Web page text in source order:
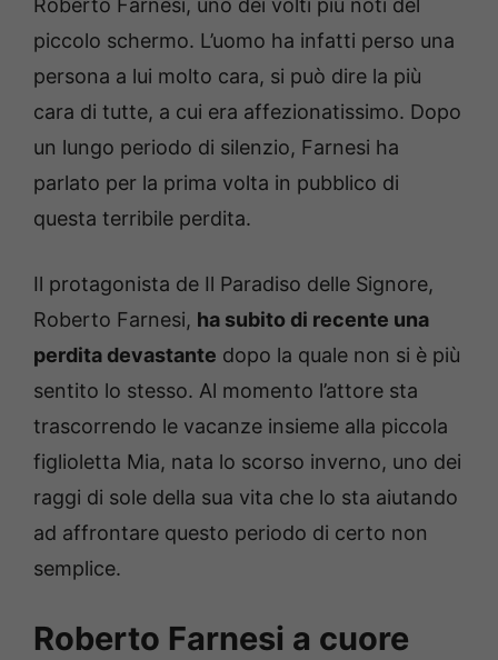
Roberto Farnesi, uno dei volti più noti del
piccolo schermo. L’uomo ha infatti perso una
persona a lui molto cara, si può dire la più
cara di tutte, a cui era affezionatissimo. Dopo
un lungo periodo di silenzio, Farnesi ha
parlato per la prima volta in pubblico di
questa terribile perdita.
Il protagonista de Il Paradiso delle Signore,
Roberto Farnesi, ha subito di recente una
perdita devastante dopo la quale non si è più
sentito lo stesso. Al momento l’attore sta
trascorrendo le vacanze insieme alla piccola
figlioletta Mia, nata lo scorso inverno, uno dei
raggi di sole della sua vita che lo sta aiutando
ad affrontare questo periodo di certo non
semplice.
Roberto Farnesi a cuore